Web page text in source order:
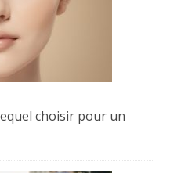
choisir pour un